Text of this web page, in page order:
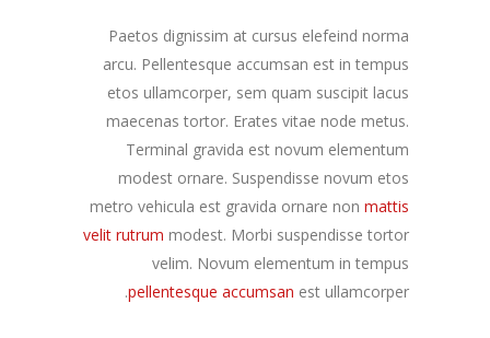
Paetos dignissim at cursus elefeind norma
arcu. Pellentesque accumsan est in tempus
etos ullamcorper, sem quam suscipit lacus
maecenas tortor. Erates vitae node metus.
Terminal gravida est novum elementum
modest ornare. Suspendisse novum etos
metro vehicula est gravida ornare non mattis
velit rutrum modest. Morbi suspendisse tortor
velim. Novum elementum in tempus
pellentesque accumsan est ullamcorper.